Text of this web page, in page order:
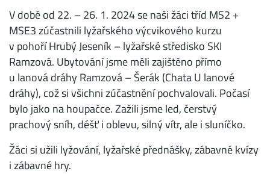
V době od 22. – 26. 1. 2024 se naši žáci tříd MS2 +
MSE3 zúčastnili lyžařského výcvikového kurzu
v pohoří Hrubý Jeseník – lyžařské středisko SKI
Ramzová. Ubytování jsme měli zajištěno přímo
u lanová dráhy Ramzová – Šerák (Chata U lanové
dráhy), což si všichni zúčastnění pochvalovali. Počasí
bylo jako na houpačce. Zažili jsme led, čerstvý
prachový sníh, déšť i oblevu, silný vítr, ale i sluníčko.
Žáci si užili lyžování, lyžařské přednášky, zábavné kvízy
i zábavné hry.